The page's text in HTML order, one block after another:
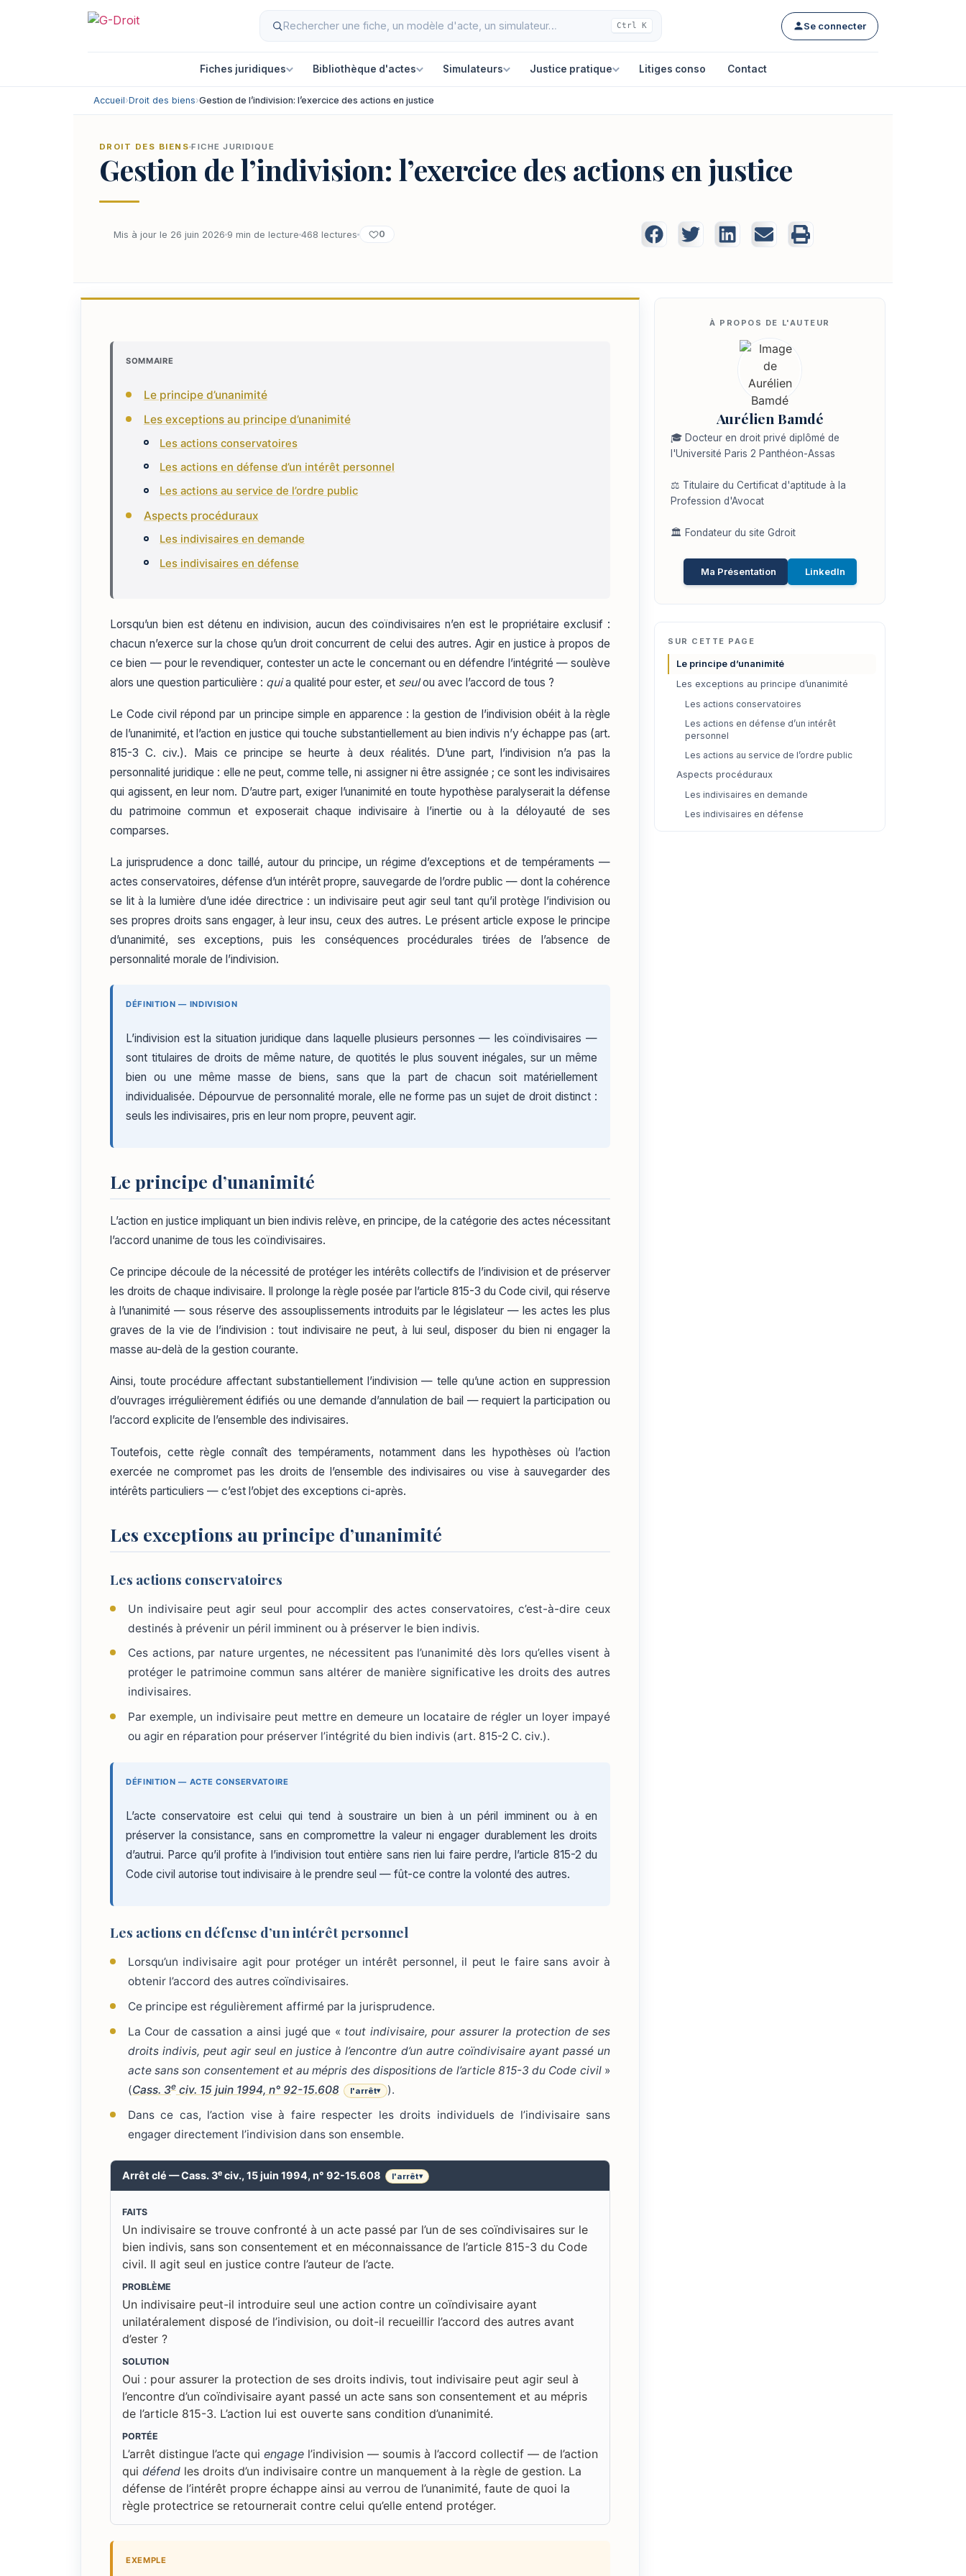
Ctrl K Se connecter
Fiches juridiques Bibliothèque d'actes Simulateurs Justice pratique Litiges conso Contact
Accueil›Droit des biens›Gestion de l’indivision: l’exercice des actions en justice
DROIT DES BIENS FICHE JURIDIQUE
Gestion de l’indivision: l’exercice des actions en justice
Mis à jour le 26 juin 2026 9 min de lecture 468 lectures 0
SOMMAIRE
Le principe d’unanimité
Les exceptions au principe d’unanimité
Les actions conservatoires
Les actions en défense d’un intérêt personnel
Les actions au service de l’ordre public
Aspects procéduraux
Les indivisaires en demande
Les indivisaires en défense
Lorsqu’un bien est détenu en indivision, aucun des coïndivisaires n’en est le propriétaire exclusif :
chacun n’exerce sur la chose qu’un droit concurrent de celui des autres. Agir en justice à propos de
ce bien — pour le revendiquer, contester un acte le concernant ou en défendre l’intégrité — soulève
alors une question particulière : quia qualité pour ester, et seulou avec l’accord de tous ?
Le Code civil répond par un principe simple en apparence : la gestion de l’indivision obéit à la règle
de l’unanimité, et l’action en justice qui touche substantiellement au bien indivis n’y échappe pas (art.
815-3 C. civ.). Mais ce principe se heurte à deux réalités. D’une part, l’indivision n’a pas la
personnalité juridique : elle ne peut, comme telle, ni assigner ni être assignée ; ce sont les indivisaires
qui agissent, en leur nom. D’autre part, exiger l’unanimité en toute hypothèse paralyserait la défense
du patrimoine commun et exposerait chaque indivisaire à l’inertie ou à la déloyauté de ses
comparses.
La jurisprudence a donc taillé, autour du principe, un régime d’exceptions et de tempéraments —
actes conservatoires, défense d’un intérêt propre, sauvegarde de l’ordre public — dont la cohérence
se lit à la lumière d’une idée directrice : un indivisaire peut agir seul tant qu’il protège l’indivision ou
ses propres droits sans engager, à leur insu, ceux des autres. Le présent article expose le principe
d’unanimité, ses exceptions, puis les conséquences procédurales tirées de l’absence de
personnalité morale de l’indivision.
DÉFINITION — INDIVISION
L’indivision est la situation juridique dans laquelle plusieurs personnes — les coïndivisaires —
sont titulaires de droits de même nature, de quotités le plus souvent inégales, sur un même
bien ou une même masse de biens, sans que la part de chacun soit matériellement
individualisée. Dépourvue de personnalité morale, elle ne forme pas un sujet de droit distinct :
seuls les indivisaires, pris en leur nom propre, peuvent agir.
Le principe d’unanimité
L’action en justice impliquant un bien indivis relève, en principe, de la catégorie des actes nécessitant
l’accord unanime de tous les coïndivisaires.
Ce principe découle de la nécessité de protéger les intérêts collectifs de l’indivision et de préserver
les droits de chaque indivisaire. Il prolonge la règle posée par l’article 815-3 du Code civil, qui réserve
à l’unanimité — sous réserve des assouplissements introduits par le législateur — les actes les plus
graves de la vie de l’indivision : tout indivisaire ne peut, à lui seul, disposer du bien ni engager la
masse au-delà de la gestion courante.
Ainsi, toute procédure affectant substantiellement l’indivision — telle qu’une action en suppression
d’ouvrages irrégulièrement édifiés ou une demande d’annulation de bail — requiert la participation ou
l’accord explicite de l’ensemble des indivisaires.
Toutefois, cette règle connaît des tempéraments, notamment dans les hypothèses où l’action
exercée ne compromet pas les droits de l’ensemble des indivisaires ou vise à sauvegarder des
intérêts particuliers — c’est l’objet des exceptions ci-après.
Les exceptions au principe d’unanimité
Les actions conservatoires
Un indivisaire peut agir seul pour accomplir des actes conservatoires, c’est-à-dire ceux
destinés à prévenir un péril imminent ou à préserver le bien indivis.
Ces actions, par nature urgentes, ne nécessitent pas l’unanimité dès lors qu’elles visent à
protéger le patrimoine commun sans altérer de manière significative les droits des autres
indivisaires.
Par exemple, un indivisaire peut mettre en demeure un locataire de régler un loyer impayé
ou agir en réparation pour préserver l’intégrité du bien indivis (art. 815-2 C. civ.).
DÉFINITION — ACTE CONSERVATOIRE
L’acte conservatoire est celui qui tend à soustraire un bien à un péril imminent ou à en
préserver la consistance, sans en compromettre la valeur ni engager durablement les droits
d’autrui. Parce qu’il profite à l’indivision tout entière sans rien lui faire perdre, l’article 815-2 du
Code civil autorise tout indivisaire à le prendre seul — fût-ce contre la volonté des autres.
Les actions en défense d’un intérêt personnel
Lorsqu’un indivisaire agit pour protéger un intérêt personnel, il peut le faire sans avoir à
obtenir l’accord des autres coïndivisaires.
Ce principe est régulièrement affirmé par la jurisprudence.
La Cour de cassation a ainsi jugé que « tout indivisaire, pour assurer la protection de ses
droits indivis, peut agir seul en justice à l’encontre d’un autre coïndivisaire ayant passé un
acte sans son consentement et au mépris des dispositions de l’article 815-3 du Code civil»
(Cass. 3eciv. 15 juin 1994, n° 92-15.608 l'arrêt▾
).
Dans ce cas, l’action vise à faire respecter les droits individuels de l’indivisaire sans
engager directement l’indivision dans son ensemble.
Arrêt clé — Cass. 3e civ., 15 juin 1994, n° 92-15.608 l'arrêt▾
FAITS
Un indivisaire se trouve confronté à un acte passé par l’un de ses coïndivisaires sur le
bien indivis, sans son consentement et en méconnaissance de l’article 815-3 du Code
civil. Il agit seul en justice contre l’auteur de l’acte.
PROBLÈME
Un indivisaire peut-il introduire seul une action contre un coïndivisaire ayant
unilatéralement disposé de l’indivision, ou doit-il recueillir l’accord des autres avant
d’ester ?
SOLUTION
Oui : pour assurer la protection de ses droits indivis, tout indivisaire peut agir seul à
l’encontre d’un coïndivisaire ayant passé un acte sans son consentement et au mépris
de l’article 815-3. L’action lui est ouverte sans condition d’unanimité.
PORTÉE
L’arrêt distingue l’acte qui engage l’indivision — soumis à l’accord collectif — de l’action
qui défend les droits d’un indivisaire contre un manquement à la règle de gestion. La
défense de l’intérêt propre échappe ainsi au verrou de l’unanimité, faute de quoi la
règle protectrice se retournerait contre celui qu’elle entend protéger.
EXEMPLE
Aurélien Bamdé
🎓 Docteur en droit privé diplômé de
l'Université Paris 2 Panthéon-Assas
⚖️ Titulaire du Certificat d'aptitude à la
Profession d'Avocat
🏛️ Fondateur du site Gdroit
Ma Présentation LinkedIn
SUR CETTE PAGE
Le principe d’unanimité
Les exceptions au principe d’unanimité
Les actions conservatoires
Les actions en défense d’un intérêt
personnel
Les actions au service de l’ordre public
Aspects procéduraux
Les indivisaires en demande
Les indivisaires en défense